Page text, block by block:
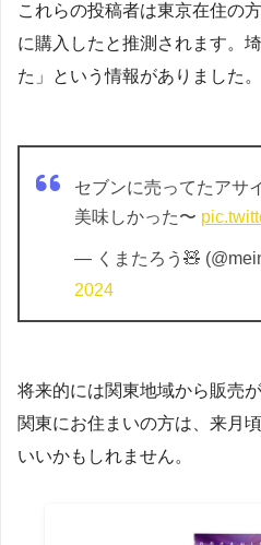
これらの投稿者は東京在住の
に購入したと推測されます。
た」という情報がありました。
セブンに売ってたアサ
美味しかった〜
— くまたろう🧸
2024
将来的には関東地域から販売
関東にお住まいの方は、来月
いいかもしれません。